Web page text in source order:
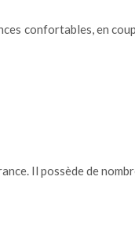
confortables, en
Il possède de